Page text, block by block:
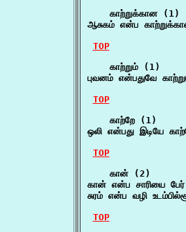
    காற்றுக்கான (1)
ஆசுகம் என்ப
TOP
    காற்றும் (1)
புவனம் என்பதுவே
TOP
    காற்றே (1)
ஒலி என்பது இடியே
TOP
    கான் (2)
கான் என்ப சாரியை
சுரம் என்ப வழி
TOP